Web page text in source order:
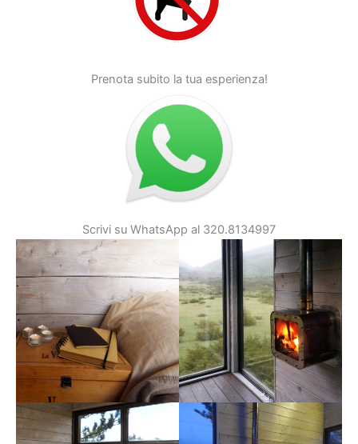
Prenota subito la tua esperienza!
Scrivi su WhatsApp al 320.8134997